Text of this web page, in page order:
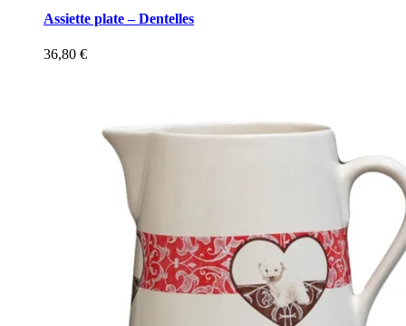
Assiette plate – Dentelles
36,80 €